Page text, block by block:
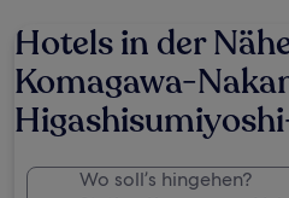
Hotels in der
Komagawa-
Wo soll’s hingehen?